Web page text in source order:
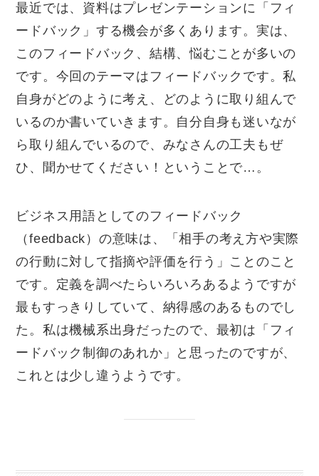
最近では、資料はプレゼンテーションに「フィ
ードバック」する機会が多くあります。実は、
このフィードバック、結構、悩むことが多いの
です。今回のテーマはフィードバックです。私
自身がどのように考え、どのように取り組んで
いるのか書いていきます。自分自身も迷いなが
ら取り組んでいるので、みなさんの工夫もぜ
ひ、聞かせてください！ということで…。
ビジネス用語としてのフィードバック
（feedback）の意味は、「相手の考え方や実際
の行動に対して指摘や評価を行う」ことのこと
です。定義を調べたらいろいろあるようですが
最もすっきりしていて、納得感のあるものでし
た。私は機械系出身だったので、最初は「フィ
ードバック制御のあれか」と思ったのですが、
これとは少し違うようです。